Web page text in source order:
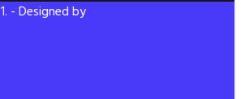
- Designed by